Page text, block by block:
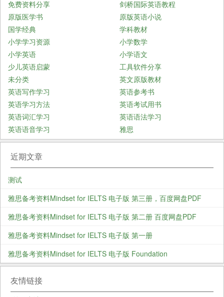
免费资料分享
剑桥国际英语教程
原版医学书
原版英语小说
国学经典
学科教材
小学学习资源
小学数学
小学英语
小学语文
少儿英语启蒙
工具软件分享
未分类
英文原版教材
英语写作学习
英语参考书
英语学习方法
英语考试用书
英语词汇学习
英语语法学习
英语语音学习
雅思
近期文章
测试
雅思备考资料Mindset for IELTS 电子版 第三册，百度网盘PDF
雅思备考资料Mindset for IELTS 电子版 第二册 百度网盘PDF
雅思备考资料Mindset for IELTS 电子版 第一册
雅思备考资料Mindset for IELTS 电子版 Foundation
友情链接